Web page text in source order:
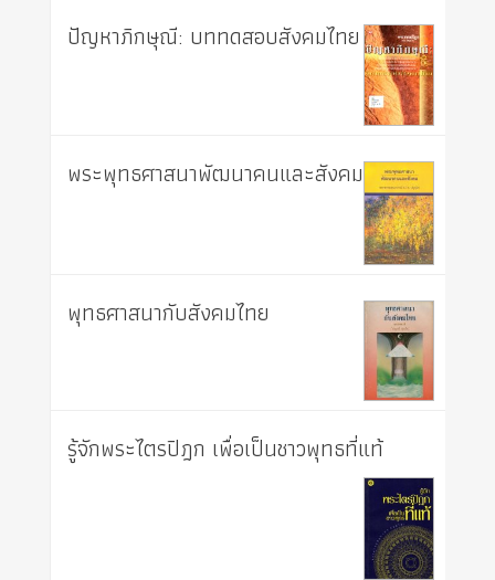
ปัญหาภิกษุณี: บททดสอบสังคมไทย
พระพุทธศาสนาพัฒนาคนและสังคม
พุทธศาสนากับสังคมไทย
รู้จักพระไตรปิฎก เพื่อเป็นชาวพุทธที่แท้